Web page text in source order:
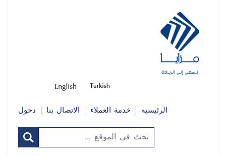
الرئيسيه خدمة العملاء الاتصال بنا دخول